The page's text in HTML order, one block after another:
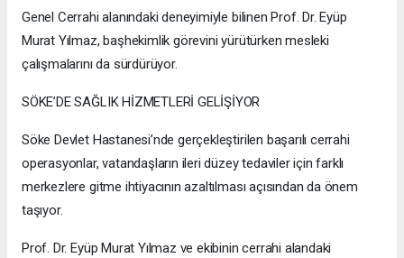
Genel Cerrahi alanındaki deneyimiyle bilinen Prof. Dr. Eyüp
Murat Yılmaz, başhekimlik görevini yürütürken mesleki
çalışmalarını da sürdürüyor.
SÖKE’DE SAĞLIK HİZMETLERİ GELİŞİYOR
Söke Devlet Hastanesi’nde gerçekleştirilen başarılı cerrahi
operasyonlar, vatandaşların ileri düzey tedaviler için farklı
merkezlere gitme ihtiyacının azaltılması açısından da önem
taşıyor.
Prof. Dr. Eyüp Murat Yılmaz ve ekibinin cerrahi alandaki